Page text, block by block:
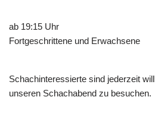
ab 19:15 Uhr
Fortgeschrittene und Erwachsene
Schachinteressierte sind jederzeit
unseren Schachabend zu besuchen.